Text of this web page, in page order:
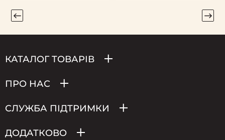
КАТАЛОГ ТОВАРІВ
ПРО НАС
СЛУЖБА ПІДТРИМКИ
ДОДАТКОВО